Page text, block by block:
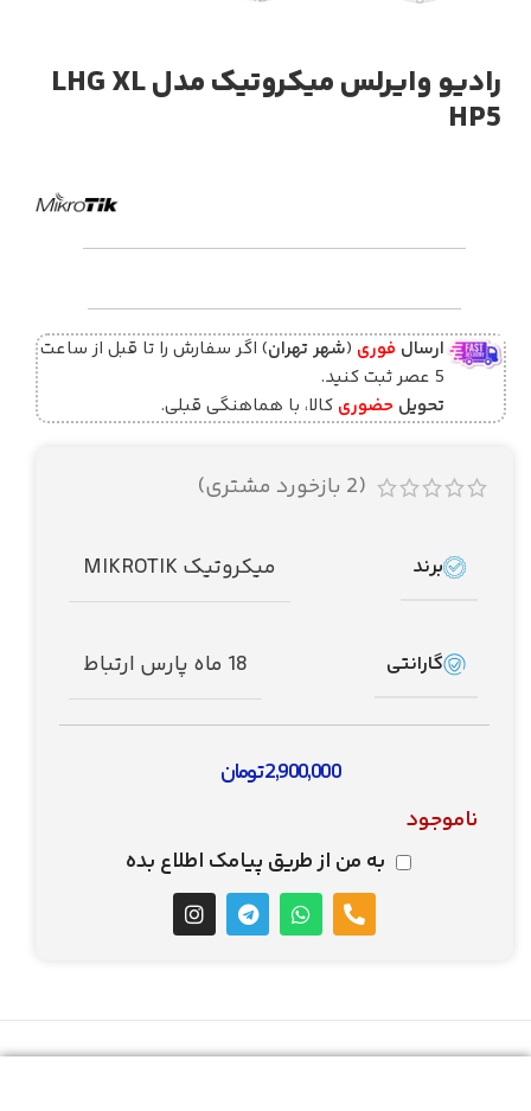
رادیو وایرلس میکروتیک مدل LHG XL
HP5
ارسال فوری (شهر تهران) اگر سفارش را تا قبل از ساعت
5 عصر ثبت کنید.
تحویل حضوری کالا، با هماهنگی قبلی.
(
2 بازخورد مشتری)
برند میکروتیک MIKROTIK
گارانتی 18 ماه پارس ارتباط
2,900,000تومان
ناموجود
به من از طریق پیامک اطلاع بده